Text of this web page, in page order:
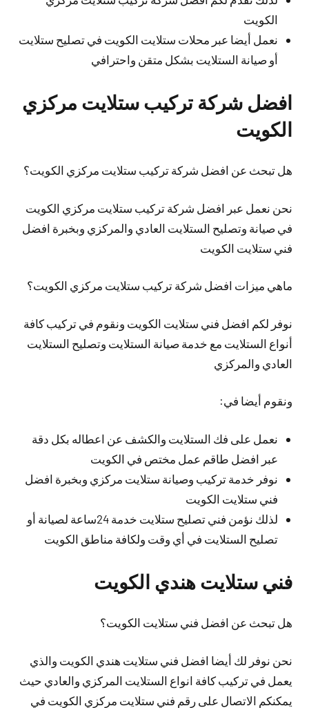
الكويت
نعمل أيضا عبر محلات ستلايت الكويت في تصليح ستلايت
أو صيانة الستلايت بشكل متقن واحترافي
افضل شركة تركيب ستلايت مركزي
الكويت
هل تبحث عن افضل شركة تركيب ستلايت مركزي الكويت؟
نحن نعمل عبر افضل شركة تركيب ستلايت مركزي الكويت
في صيانة وتصليح الستلايت العادي والمركزي وبخبرة افضل
فني ستلايت الكويت
ماهي ميزات افضل شركة تركيب ستلايت مركزي الكويت؟
نوفر لكم افضل فني ستلايت الكويت ونقوم في تركيب كافة
أنواع الستلايت مع خدمة صيانة الستلايت وتصليح الستلايت
العادي والمركزي
ونقوم أيضا في:
نعمل على فك الستلايت والكشف عن اعطاله بكل دقة
عبر افضل طاقم عمل مختص في الكويت
نوفر خدمة تركيب وصيانة ستلايت مركزي وبخبرة افضل
فني ستلايت الكويت
لذلك نؤمن فني تصليح ستلايت خدمة 24ساعة لصيانة أو
تصليح الستلايت في أي وقت ولكافة مناطق الكويت
فني ستلايت هندي الكويت
هل تبحث عن افضل فني ستلايت الكويت؟
نحن نوفر لك أيضا افضل فني ستلايت هندي الكويت والذي
يعمل في تركيب كافة انواع الستلايت المركزي والعادي حيث
يمكنكم الاتصال على رقم فني ستلايت مركزي الكويت في